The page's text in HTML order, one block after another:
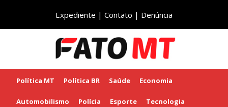
Expediente | Contato | Denúncia
Política MT Política BR Saúde Economia
Automobilismo Polícia Esporte Tecnologia